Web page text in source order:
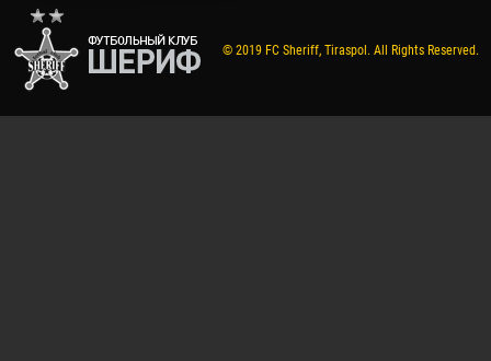
© 2019 FC Sheriff, Tiraspol. All Rights Reserved.